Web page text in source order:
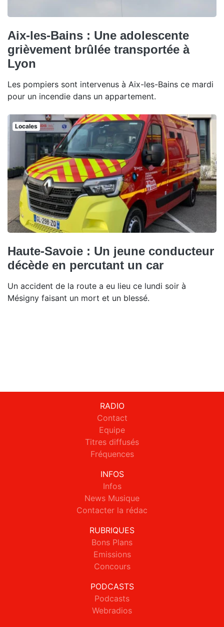
Aix-les-Bains : Une adolescente
grièvement brûlée transportée à
Lyon
Les pompiers sont intervenus à Aix-les-Bains ce mardi
pour un incendie dans un appartement.
Locales
Haute-Savoie : Un jeune conducteur
décède en percutant un car
Un accident de la route a eu lieu ce lundi soir à
Mésigny faisant un mort et un blessé.
RADIO
Contact
Equipe
Titres diffusés
Fréquences
INFOS
Infos
News Musique
Contacter la rédac
RUBRIQUES
Bons Plans
Emissions
Concours
PODCASTS
Podcasts
Webradios